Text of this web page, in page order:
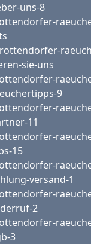
uns-8
sie-uns
9
11
15
versand-1
2
3